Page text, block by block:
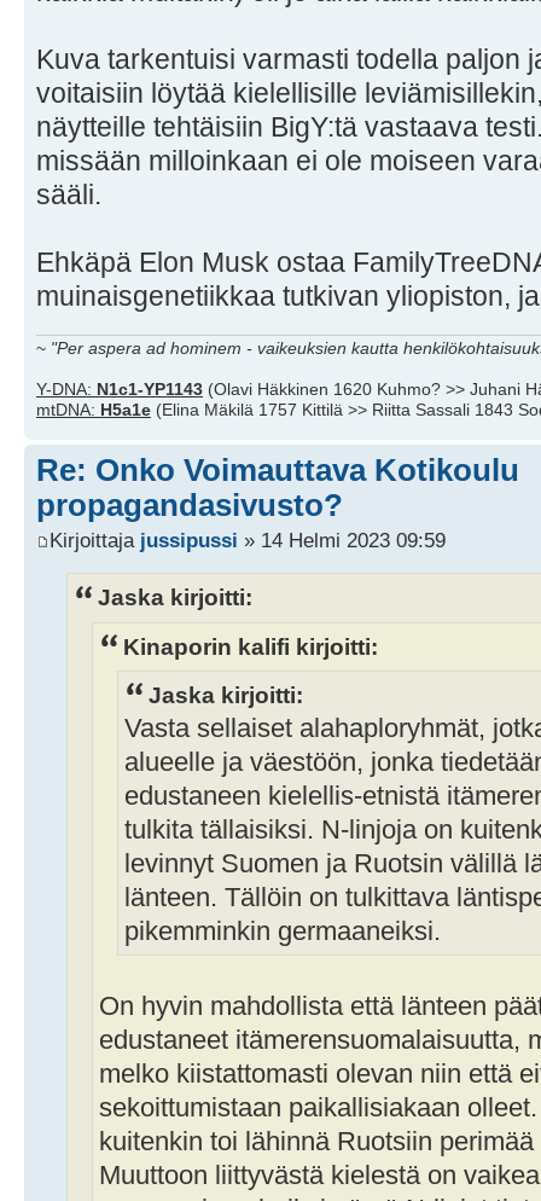
Kuva tarkentuisi varmasti todella paljon
voitaisiin löytää kielellisille
näytteille tehtäisiin BigY:tä vastaava
missään milloinkaan ei ole moiseen
sääli.
Ehkäpä Elon Musk ostaa
muinaisgenetiikkaa tutkivan yliopiston,
~ "Per aspera ad hominem - vaikeuksien kautta
Y-DNA: N1c1-YP1143 (Olavi Häkkinen 1620 Kuhmo? >> Juhani
mtDNA: H5a1e (Elina Mäkilä 1757 Kittilä >> Riitta Sassali 1843
Re: Onko Voimauttava Kotikoulu
propagandasivusto?
Kirjoittaja jussipussi » 14 Helmi 2023 09:59
Jaska kirjoitti:
Kinaporin kalifi kirjoitti:
Jaska kirjoitti:
Vasta sellaiset alahaploryhmät,
alueelle ja väestöön, jonka
edustaneen kielellis-etnistä
tulkita tällaisiksi. N-linjoja on
levinnyt Suomen ja Ruotsin välillä
länteen. Tällöin on tulkittava
pikemminkin germaaneiksi.
On hyvin mahdollista että länteen
edustaneet itämerensuomalaisuutta,
melko kiistattomasti olevan niin että
sekoittumistaan paikallisiakaan
kuitenkin toi lähinnä Ruotsiin
Muuttoon liittyvästä kielestä on